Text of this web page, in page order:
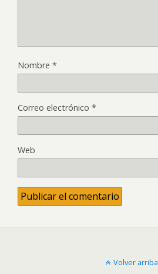
Nombre *
Correo electrónico *
Web
Volver arriba